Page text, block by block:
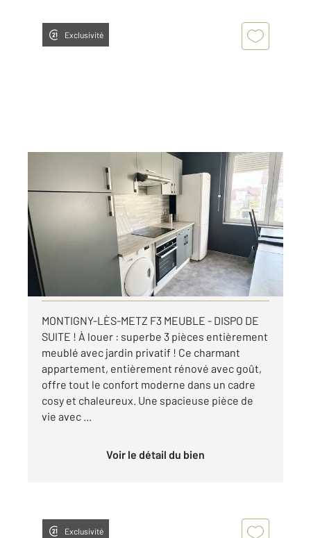
Exclusivité
, 3 pièces
Ref : 28563
Appartement F3 à louer
925 €
par mois charges comprises
Visiter le site dédié
MONTIGNY-LÈS-METZ F3 MEUBLE - DISPO DE
SUITE ! À louer : superbe 3 pièces entièrement
meublé avec jardin privatif ! Ce charmant
appartement, entièrement rénové avec goût,
offre tout le confort moderne dans un cadre
cosy et chaleureux. Une spacieuse pièce de
vie avec ...
Voir le détail du bien
Exclusivité